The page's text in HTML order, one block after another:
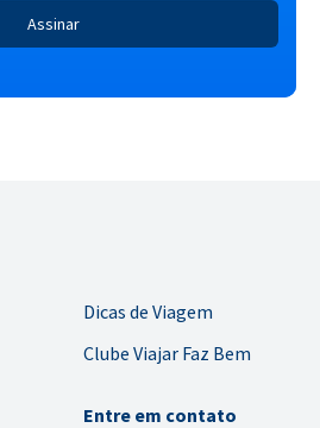
Dicas de Viagem
Clube Viajar Faz Bem
Entre em contato